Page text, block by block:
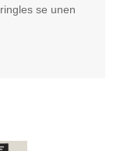
se unen